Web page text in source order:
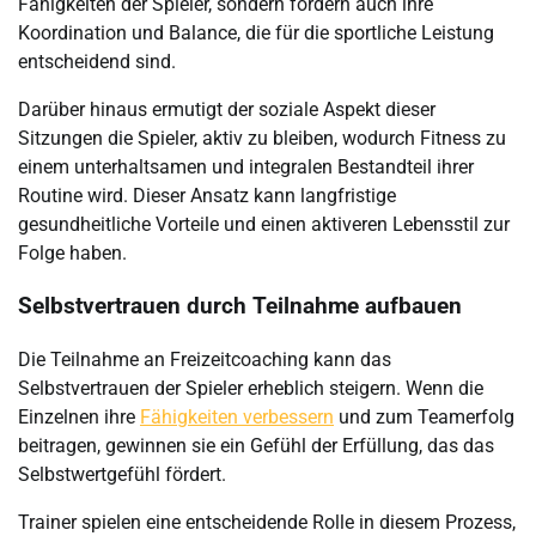
Koordination und Balance, die für die sportliche Leistung
entscheidend sind.
Darüber hinaus ermutigt der soziale Aspekt dieser
Sitzungen die Spieler, aktiv zu bleiben, wodurch Fitness zu
einem unterhaltsamen und integralen Bestandteil ihrer
Routine wird. Dieser Ansatz kann langfristige
gesundheitliche Vorteile und einen aktiveren Lebensstil zur
Folge haben.
Selbstvertrauen durch Teilnahme aufbauen
Die Teilnahme an Freizeitcoaching kann das
Selbstvertrauen der Spieler erheblich steigern. Wenn die
Einzelnen ihre Fähigkeiten verbessern und zum Teamerfolg
beitragen, gewinnen sie ein Gefühl der Erfüllung, das das
Selbstwertgefühl fördert.
Trainer spielen eine entscheidende Rolle in diesem Prozess,